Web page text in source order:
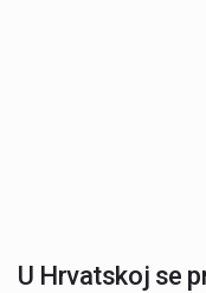
U Hrvatskoj se